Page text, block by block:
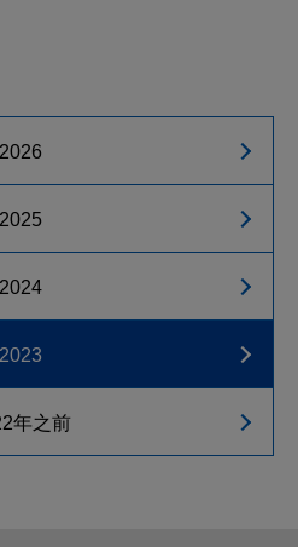
2026
2025
2024
2023
年之前